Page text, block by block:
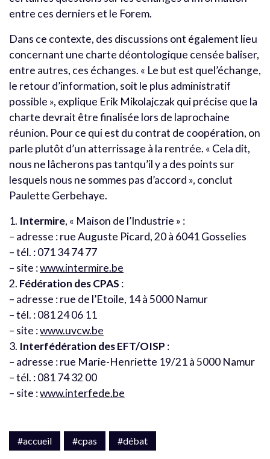
entre ces derniers et le Forem.
Dans ce contexte, des discussions ont également lieu
concernant une charte déontologique censée baliser,
entre autres, ces échanges. « Le but est quel’échange,
le retour d’information, soit le plus administratif
possible », explique Erik Mikolajczak qui précise que la
charte devrait être finalisée lors de laprochaine
réunion. Pour ce qui est du contrat de coopération, on
parle plutôt d’un atterrissage à la rentrée. « Cela dit,
nous ne lâcherons pas tantqu’il y a des points sur
lesquels nous ne sommes pas d’accord », conclut
Paulette Gerbehaye.
1. Intermire, « Maison de l’Industrie » :
– adresse : rue Auguste Picard, 20 à 6041 Gosselies
– tél. : 071 34 74 77
– site :www.intermire.be
2. Fédération des CPAS :
– adresse : rue de l’Etoile, 14 à 5000 Namur
– tél. : 081 24 06 11
– site :www.uvcw.be
3. Interfédération des EFT/OISP :
– adresse : rue Marie-Henriette 19/21 à 5000 Namur
– tél. : 081 74 32 00
– site :www.interfede.be
#accueil #cpas #débat